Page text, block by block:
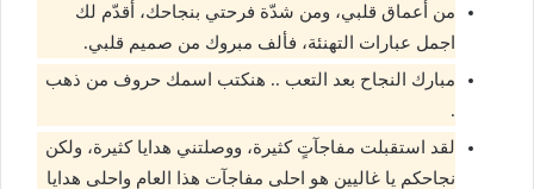
من أعماق قلبي، ومن شدّة فرحتي بنجاحك، أقدّم لك
اجمل عبارات التهنئة، فألف مبروك من صميم قلبي.
مبارك النجاح بعد التعب .. هنكتب اسمك حروف من ذهب
.
لقد استقبلت مفاجآتٍ كثيرة، ووصلتني هدايا كثيرة، ولكن
نجاحكم يا غاليين هو احلى مفاجآت هذا العام واحلى هدايا